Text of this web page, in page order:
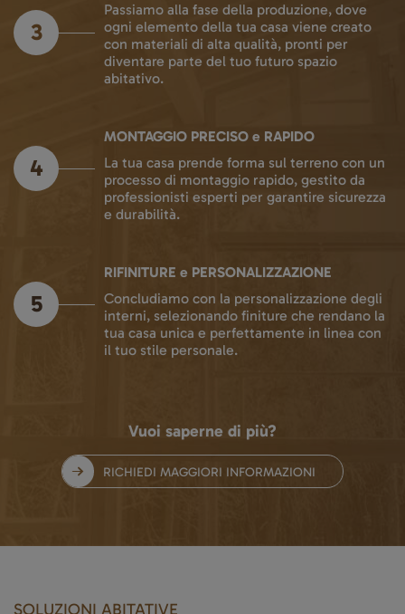
Passiamo alla fase della produzione, dove
ogni elemento della tua casa viene creato
con materiali di alta qualità, pronti per
diventare parte del tuo futuro spazio
abitativo.
3
MONTAGGIO PRECISO e RAPIDO
La tua casa prende forma sul terreno con un
processo di montaggio rapido, gestito da
professionisti esperti per garantire sicurezza
e durabilità.
4
RIFINITURE e PERSONALIZZAZIONE
Concludiamo con la personalizzazione degli
interni, selezionando finiture che rendano la
tua casa unica e perfettamente in linea con
il tuo stile personale.
5
Vuoi saperne di più?
RICHIEDI MAGGIORI INFORMAZIONI
SOLUZIONI ABITATIVE